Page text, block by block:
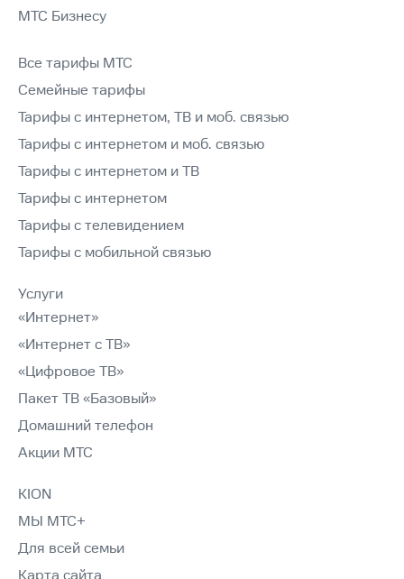
МТС Бизнесу
Все тарифы МТС
Семейные тарифы
Тарифы с интернетом, ТВ и моб. связью
Тарифы с интернетом и моб. связью
Тарифы с интернетом и ТВ
Тарифы с интернетом
Тарифы с телевидением
Тарифы с мобильной связью
Услуги
«Интернет»
«Интернет с ТВ»
«Цифровое ТВ»
Пакет ТВ «Базовый»
Домашний телефон
Акции МТС
KION
МЫ МТС+
Для всей семьи